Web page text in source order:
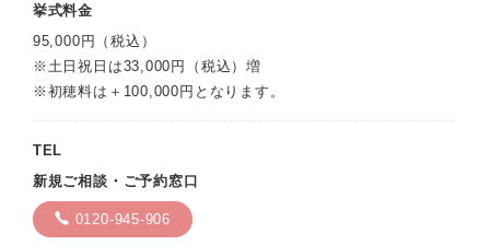
挙式料金
95,000円（税込）
※土日祝日は33,000円（税込）増
※初穂料は＋100,000円となります。
TEL
新規ご相談・ご予約窓口
0120-945-906